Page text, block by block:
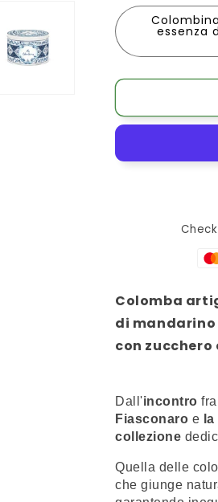
Dolce
&amp;
essenza
mandarino
decorata
pistacchio
,
gr
,
essenza
Colomba
di
con zucchero
Dall'incontro fra
Fiasconaro e
collezione
Quella delle
che giunge